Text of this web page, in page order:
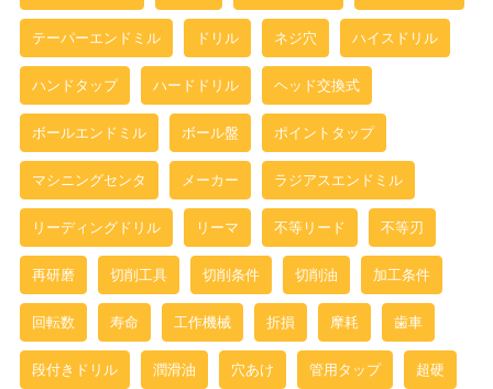
テーパーエンドミル ドリル ネジ穴 ハイスドリル
ハンドタップ ハードドリル ヘッド交換式
ボールエンドミル ボール盤 ポイントタップ
マシニングセンタ メーカー ラジアスエンドミル
リーディングドリル リーマ 不等リード 不等刃
再研磨 切削工具 切削条件 切削油 加工条件
回転数 寿命 工作機械 折損 摩耗 歯車
段付きドリル 潤滑油 穴あけ 管用タップ 超硬